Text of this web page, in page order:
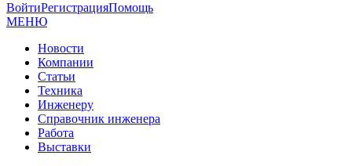
ВойтиРегистрацияПомощь
МЕНЮ
Новости
Компании
Статьи
Техника
Инженеру
Справочник инженера
Работа
Выставки